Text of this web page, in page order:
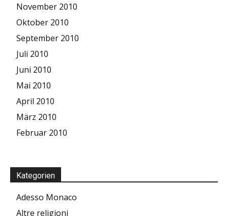
November 2010
Oktober 2010
September 2010
Juli 2010
Juni 2010
Mai 2010
April 2010
März 2010
Februar 2010
Kategorien
Adesso Monaco
Altre religioni